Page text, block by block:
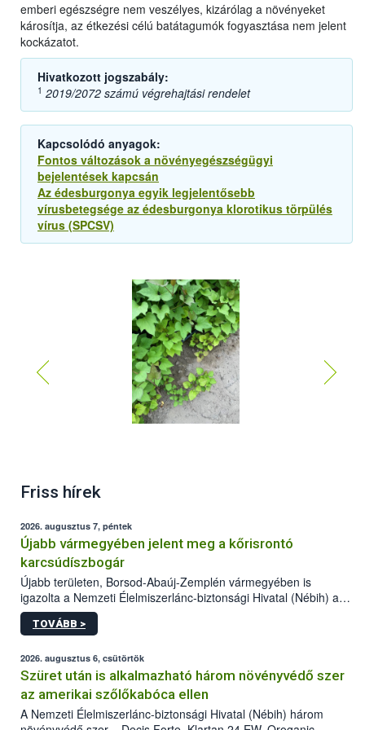
emberi egészségre nem veszélyes, kizárólag a növényeket
károsítja, az étkezési célú batátagumók fogyasztása nem jelent
kockázatot.
Hivatkozott jogszabály:
1 2019/2072 számú végrehajtási rendelet
Kapcsolódó anyagok:
Fontos változások a növényegészségügyi
bejelentések kapcsán
Az édesburgonya egyik legjelentősebb
vírusbetegsége az édesburgonya klorotikus törpülés
vírus (SPCSV)
illetve mozaikos elszíneződések a leveleken
Friss hírek
2026. augusztus 7, péntek
Újabb vármegyében jelent meg a kőrisrontó
karcsúdíszbogár
Újabb területen, Borsod-Abaúj-Zemplén vármegyében is
igazolta a Nemzeti Élelmiszerlánc-biztonsági Hivatal (Nébih) a
kőrisrontó karcsúdíszbogár (Agrilus planipennis) jelenlétét. A
kártevőt nem csak színcsapdában találták meg, de már fertőzött
az intenzív felderítést, emellett az intézkedéseket a szlovák
hatósággal is összehangolják a terjedés megállítása érdekében.
TOVÁBB >
2026. augusztus 6, csütörtök
Szüret után is alkalmazható három növényvédő szer
az amerikai szőlőkabóca ellen
A Nemzeti Élelmiszerlánc-biztonsági Hivatal (Nébih) három